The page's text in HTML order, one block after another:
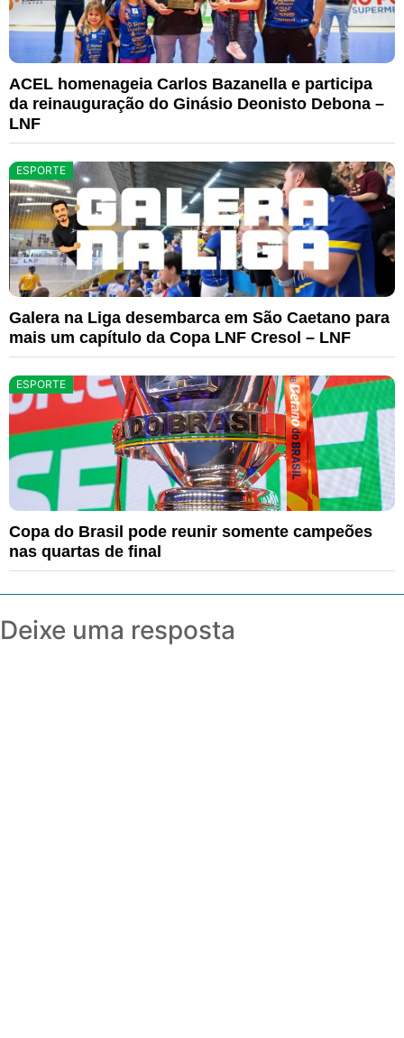
ACEL homenageia Carlos Bazanella e participa
da reinauguração do Ginásio Deonisto Debona –
LNF
ESPORTE
Galera na Liga desembarca em São Caetano para
mais um capítulo da Copa LNF Cresol – LNF
ESPORTE
Copa do Brasil pode reunir somente campeões
nas quartas de final
Deixe uma resposta